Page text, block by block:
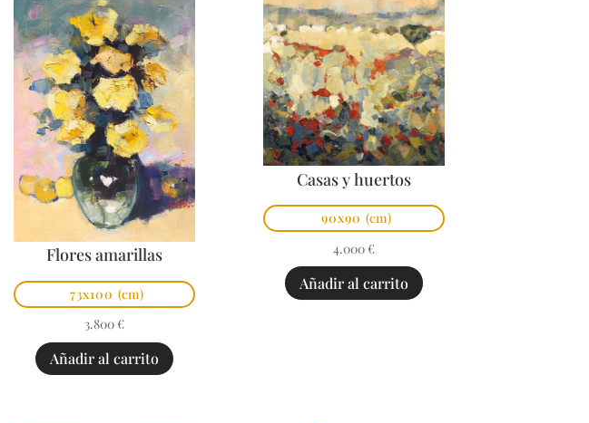
Flores amarillas
73x100 (cm)
3.800 €
Añadir al carrito
Casas y huertos
90x90 (cm)
4.000 €
Añadir al carrito